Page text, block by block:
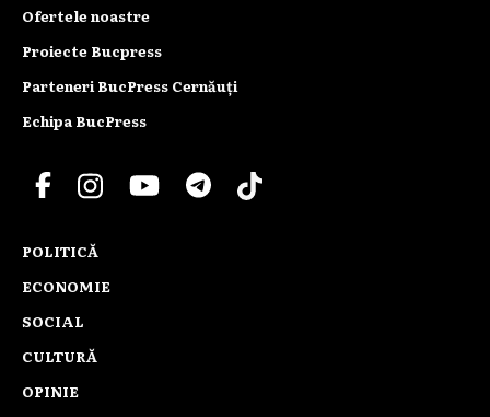
Ofertele noastre
Proiecte Bucpress
Parteneri BucPress Cernăuți
Echipa BucPress
POLITICĂ
ECONOMIE
SOCIAL
CULTURĂ
OPINIE